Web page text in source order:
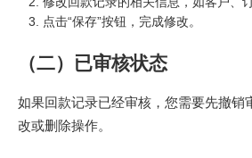
点击“保存”按钮，完成修改。
（二）已审核状态
如果回款记录已经审核，您需要先撤销
改或删除操作。